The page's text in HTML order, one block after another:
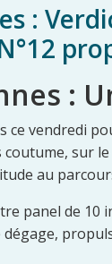
:
:
vendredi
sur
au
panel de 10
dégage,